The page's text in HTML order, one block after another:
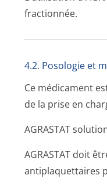
fractionnée.
4.2. Posologie et
Ce médicament
de la prise en
AGRASTAT
AGRASTAT doit
antiplaquettaires